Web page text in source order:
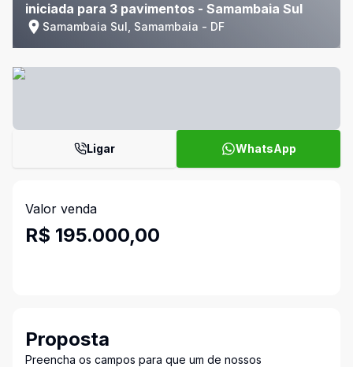
iniciada para 3 pavimentos - Samambaia Sul
Samambaia Sul, Samambaia - DF
Ligar WhatsApp
Valor venda
R$ 195.000,00
Proposta
Preencha os campos para que um de nossos